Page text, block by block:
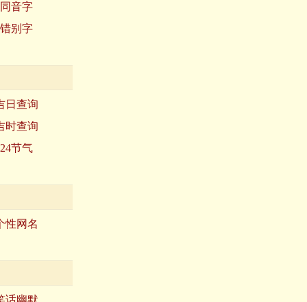
同音字
错别字
日查询
时查询
24节气
性网名
话幽默